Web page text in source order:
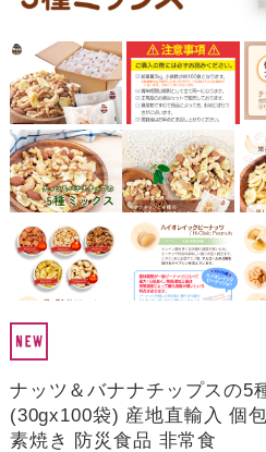
ナッツ＆バナナチップスの5
(30gx100袋) 産地直輸入 個
素焼き 防災食品 非常食